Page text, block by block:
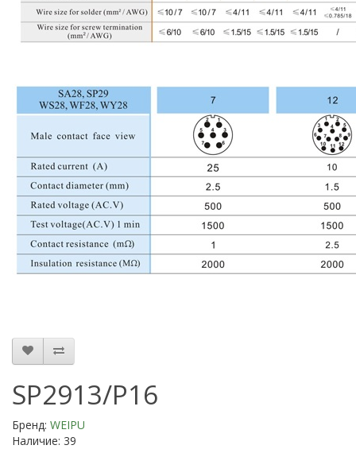
SP2913/P16
Бренд: WEIPU
Наличие: 39